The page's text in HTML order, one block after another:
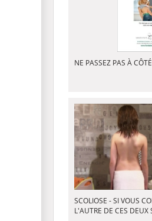
NE PASSEZ PAS À
SCOLIOSE - SI VOUS
L'AUTRE DE CES DEUX